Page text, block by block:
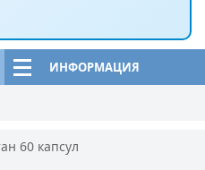
ИНФОРМАЦИЯ
60 капсул